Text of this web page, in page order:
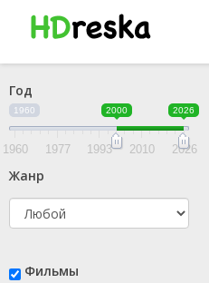
Год
1960 2000 2026
1960 1977 1993 2010 2026
Жанр
Фильмы